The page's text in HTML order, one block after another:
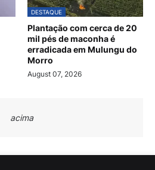
DESTAQUE
Plantação com cerca de 20
mil pés de maconha é
erradicada em Mulungu do
Morro
August 07, 2026
acima